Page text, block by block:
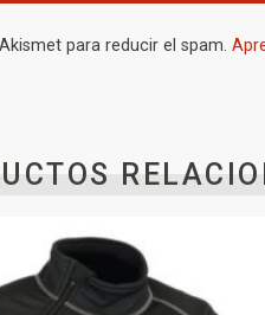
para reducir el spam.